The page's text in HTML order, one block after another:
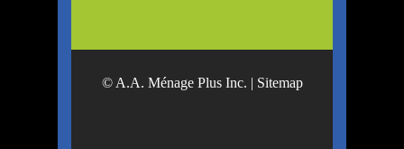
© A.A. Ménage Plus Inc. | Sitemap